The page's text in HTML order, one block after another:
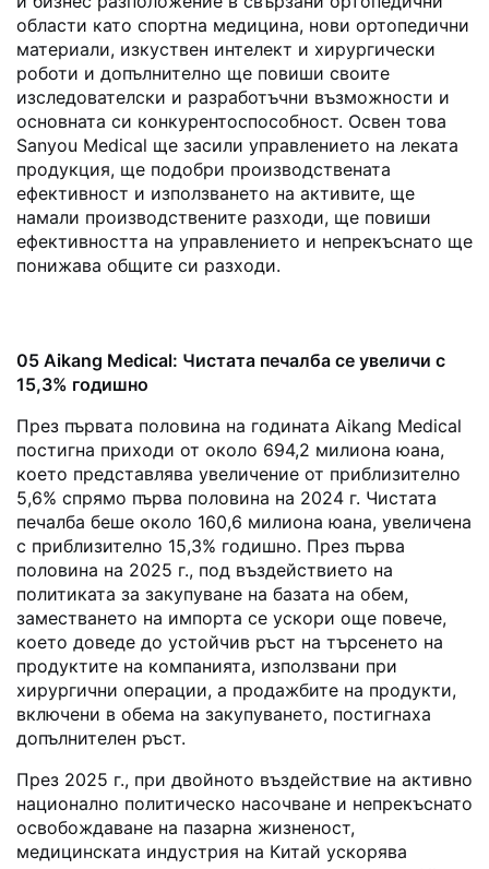
области като спортна медицина, нови ортопедични
материали, изкуствен интелект и хирургически
роботи и допълнително ще повиши своите
изследователски и разработъчни възможности и
основната си конкурентоспособност. Освен това
Sanyou Medical ще засили управлението на леката
продукция, ще подобри производствената
ефективност и използването на активите, ще
намали производствените разходи, ще повиши
ефективността на управлението и непрекъснато ще
понижава общите си разходи.
05 Aikang Medical: Чистата печалба се увеличи с
15,3% годишно
През първата половина на годината Aikang Medical
постигна приходи от около 694,2 милиона юана,
което представлява увеличение от приблизително
5,6% спрямо първа половина на 2024 г. Чистата
печалба беше около 160,6 милиона юана, увеличена
с приблизително 15,3% годишно. През първа
половина на 2025 г., под въздействието на
политиката за закупуване на базата на обем,
заместването на импорта се ускори още повече,
което доведе до устойчив ръст на търсенето на
продуктите на компанията, използвани при
хирургични операции, а продажбите на продукти,
включени в обема на закупуването, постигнаха
допълнителен ръст.
През 2025 г., при двойното въздействие на активно
национално политическо насочване и непрекъснато
освобождаване на пазарна жизненост,
медицинската индустрия на Китай ускорява